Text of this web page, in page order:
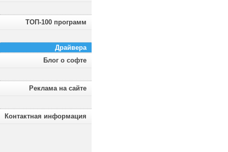
ТОП-100 программ
Драйвера
Блог о софте
Реклама на сайте
Контактная информация